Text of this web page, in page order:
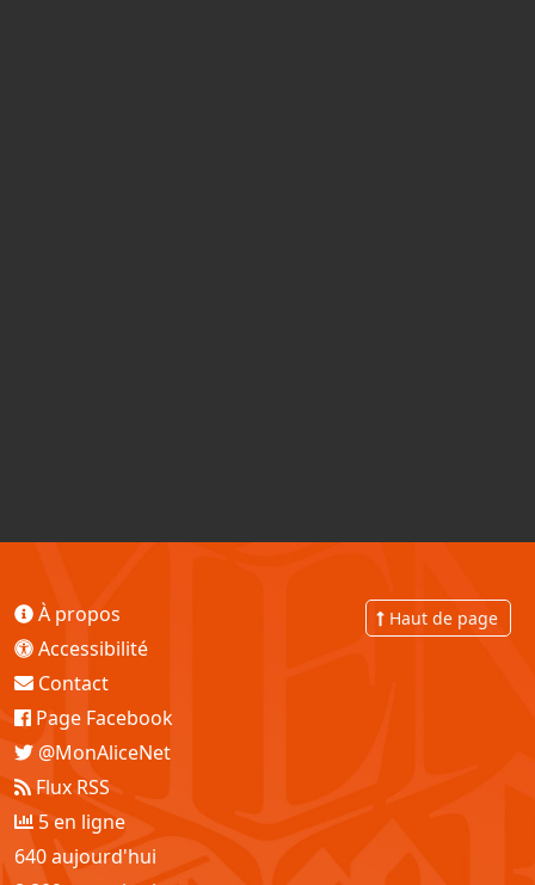
Haut de page
À propos
Accessibilité
Contact
Page Facebook
@MonAliceNet
Flux RSS
5 en ligne
640 aujourd'hui